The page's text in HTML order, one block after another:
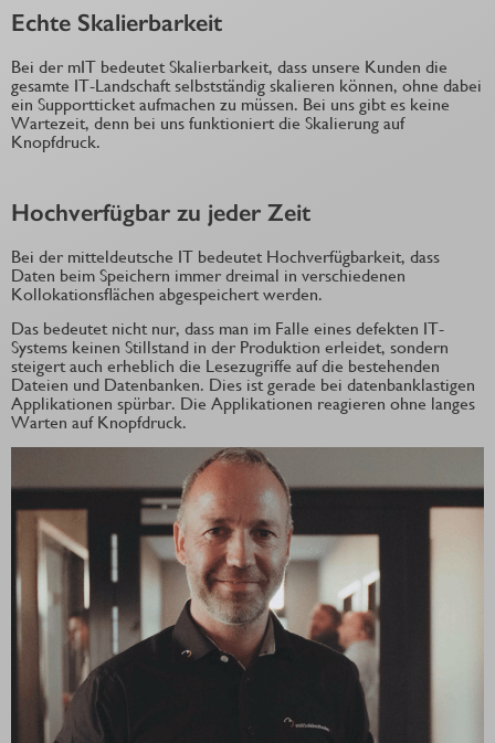
Echte Skalierbarkeit
Bei der mIT bedeutet Skalierbarkeit, dass unsere Kunden die
gesamte IT-Landschaft selbstständig skalieren können, ohne dabei
ein Supportticket aufmachen zu müssen. Bei uns gibt es keine
Wartezeit, denn bei uns funktioniert die Skalierung auf
Knopfdruck.
Hochverfügbar zu jeder Zeit
Bei der mitteldeutsche IT bedeutet Hochverfügbarkeit, dass
Daten beim Speichern immer dreimal in verschiedenen
Kollokationsflächen abgespeichert werden.
Das bedeutet nicht nur, dass man im Falle eines defekten IT-
Systems keinen Stillstand in der Produktion erleidet, sondern
steigert auch erheblich die Lesezugriffe auf die bestehenden
Dateien und Datenbanken. Dies ist gerade bei datenbanklastigen
Applikationen spürbar. Die Applikationen reagieren ohne langes
Warten auf Knopfdruck.